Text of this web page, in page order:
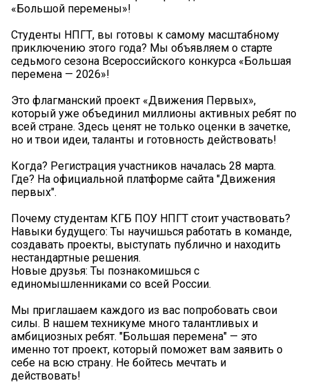
«Большой перемены»!
Студенты НПГТ, вы готовы к самому масштабному
приключению этого года? Мы объявляем о старте
седьмого сезона Всероссийского конкурса «Большая
перемена — 2026»!
Это флагманский проект «Движения Первых»,
который уже объединил миллионы активных ребят по
всей стране. Здесь ценят не только оценки в зачетке,
но и твои идеи, таланты и готовность действовать!
Когда? Регистрация участников началась 28 марта.
Где? На официальной платформе сайта "Движения
первых".
Почему студентам КГБ ПОУ НПГТ стоит участвовать?
Навыки будущего: Ты научишься работать в команде,
создавать проекты, выступать публично и находить
нестандартные решения.
Новые друзья: Ты познакомишься с
единомышленниками со всей России.
Мы приглашаем каждого из вас попробовать свои
силы. В нашем техникуме много талантливых и
амбициозных ребят. "Большая перемена" — это
именно тот проект, который поможет вам заявить о
себе на всю страну. Не бойтесь мечтать и
действовать!